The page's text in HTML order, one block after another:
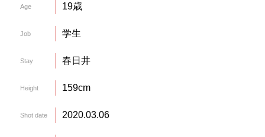
Age 19歳
Job 学生
Stay 春日井
Height 159cm
Shot date 2020.03.06